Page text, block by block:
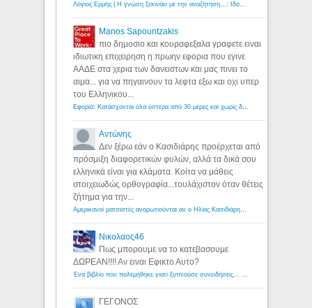
Λόγιος Ερμής | Η γνώση ξεκινάει με την αναζήτηση...: Ιδού οι 18 που χρωστούν 11 δις ευρώ!
Manos Sapountzakis
πιο δημοσιο και κουραφεξαλα γραφετε ειναι
ιδιωτικη επιχειρηση η πρωην εφορια που εγινε
ΑΑΔΕ στα χερια των δανειστων και μας πινει το
αιμα... για να πηγαινουν τα λεφτα εξω και οχι υπερ
του Ελληνικου...
Εφορία: Κατάσχονται όλα ύστερα από 30 μέρες και χωρίς δικαστικές αποφάσεις - Λόγιος Ερμής
Αντώνης
Δεν ξέρω εάν ο Κασιδιάρης προέρχεται από
πρόσμιξη διαφορετικών φυλών, αλλά τα δικά σου
ελληνικά είναι για κλάματα. Κοίτα να μάθεις
στοιχειωδώς ορθογραφία...τουλάχιστον όταν θέτεις
ζήτημα για την...
Αμερικανοί ρατσιστές αναρωτιούνται αν ο Ηλίας Κασιδιάρης ανήκει στη λευκή φυλή... - Λόγιος Ερμής
Νικολαος46
Πως μπορουμε να το κατεβασουμε
ΔΩΡΕΑΝ!!!! Αν ειναι Εφικτο Αυτο?
Ένα βιβλίο που πολεμήθηκε γιατί ξυπνούσε συνειδήσεις... - Λόγιος Ερμής | Η γνώση ξεκινάει με την αναζήτηση...
ΓΕΓΟΝΟΣ